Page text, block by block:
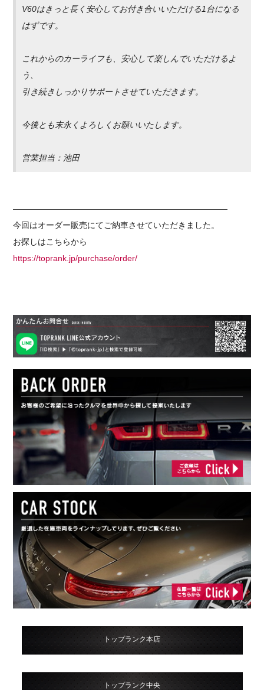
V60はきっと長く安心してお付き合いいただける1台になる
はずです。
これからのカーライフも、安心して楽しんでいただけるよ
う、
引き続きしっかりサポートさせていただきます。
今後とも末永くよろしくお願いいたします。
営業担当：池田
——————————————————————————
今回はオーダー販売にてご納車させていただきました。
お探しはこちらから
https://toprank.jp/purchase/order/
トップランク本店
トップランク中央